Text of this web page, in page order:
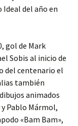
del año en
gol de Mark
Sobis al inicio de
del centenario el
también
animados
Pablo Mármol,
«Bam Bam»,